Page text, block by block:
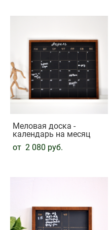
Меловая доска -
календарь на месяц
от 2 080 pуб.